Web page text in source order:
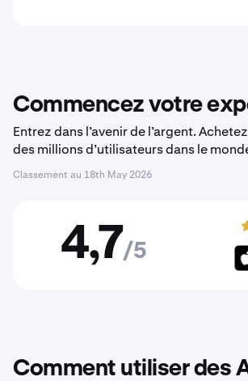
Commencez votre
Entrez dans l’avenir de l’argent.
des millions d’utilisateurs dans le
Classement au 18th May 2026
4,7/5
Comment utiliser des